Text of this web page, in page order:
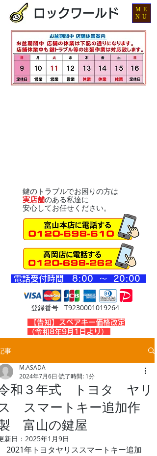
ロックワールド
鍵のトラブルでお困りの方は
実店舗のある私達に
安心してお任せください。
登録番号 T9230001019264
​電話受付時間 8:00 ～ 20:00
​【告知】スペアキー価格改定
（令和8年9月1日より）
ME
NU
事
和３年式 トヨタ ヤリ
スマートキー追加作
富山の鍵屋
M.ASADA
2024年7月6日 読了時間: 1分
新日： 2025年1月9日
2021年トヨタヤリススマートキー追加